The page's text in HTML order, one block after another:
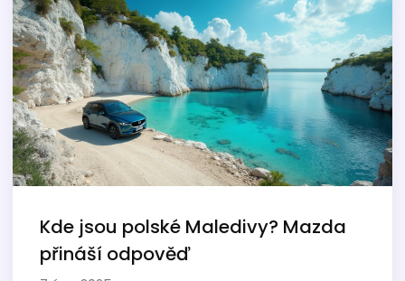
Kde jsou polské Maledivy? Mazda
přináší odpověď